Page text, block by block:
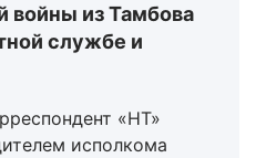
войны из Тамбова
службе и
«НТ»
исполкома